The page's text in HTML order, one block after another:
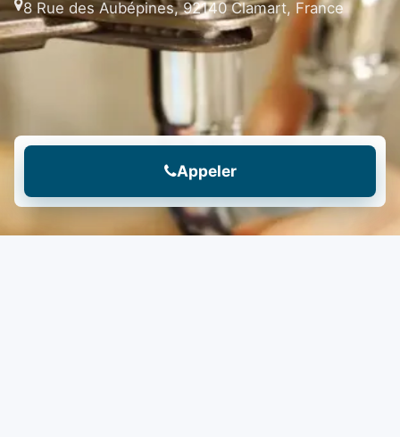
8 Rue des Aubépines, 92140 Clamart, France
Appeler